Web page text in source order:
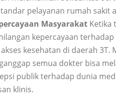
pelayanan rumah sakit
Masyarakat Ketika
kepercayaan
kesehatan di daerah
semua dokter bisa
publik terhadap dunia
klinis.